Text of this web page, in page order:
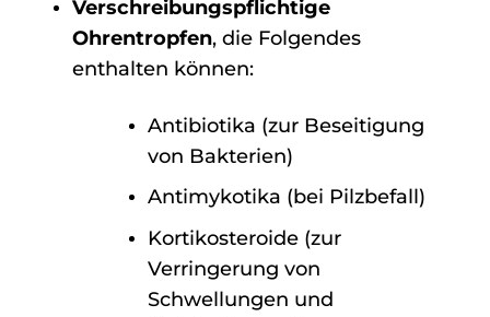
Verschreibungspflichtige
Ohrentropfen, die Folgendes
enthalten können:
Antibiotika (zur Beseitigung
von Bakterien)
Antimykotika (bei Pilzbefall)
Kortikosteroide (zur
Verringerung von
Schwellungen und